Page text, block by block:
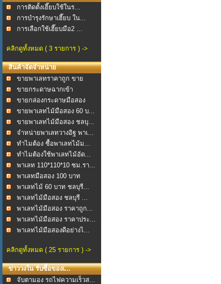
การติดตั้งเฮี๊ยบใช้ในร...
การบำรุงรักษาเฮี๊ยบ ใน...
การเลือกใช้เฮี๊ยบมือ2 ...
คลิกดูทั้งหมด ( 3 รายการ ) ->
สินค้าจัดจำหน่าย
ขายพาเลทราคาถูก ขาย
พา... ขายกระดาษฉากเข้า
มุมCor...ขายกล่องกระดาษมือสอง
ช...
ขายพาเลทไม้มือสอง 60 บ...
ขายพาเลทไม้มือสอง ชลบุ...
จำหน่ายพาเลทวางอิฐ พาเ...
ทำไมต้อง ซื้อพาเลทไม้ม...
ทำไมต้องใช้พาเลทไม้อัด...
พาเลท 110*110*10 ซม.รา...
พาเลทมือสอง 100 บาท
พาเลทไม้ 60 บาท ชลบุรี...
พาเลทไม้มือสอง ชลบุรี ...
พาเลทไม้มือสอง ราคาถูก...
พาเลทไม้มือสอง ราคาประ...
พาเลทไม้มือสองดีอย่างไ...
คลิกดูทั้งหมด ( 25 รายการ ) ->
ข่าววงใน รับซื้อของเ...
จับตามอง รถไฟความเร็วส...